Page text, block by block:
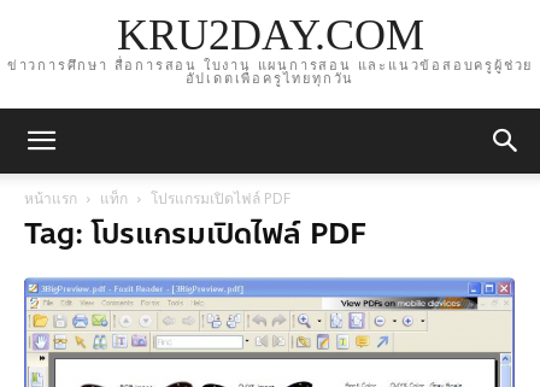
KRU2DAY.COM
ข่าวการศึกษา สื่อการสอน ใบงาน แผนการสอน และแนวข้อสอบครูผู้ช่วย
อัปเดตเพื่อครูไทยทุกวัน
หน้าแรก แท็ก โปรแกรมเปิดไฟล์ PDF
Tag: โปรแกรมเปิดไฟล์ PDF